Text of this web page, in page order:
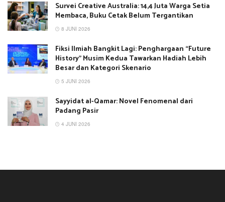
Survei Creative Australia: 14,4 Juta Warga Setia
Membaca, Buku Cetak Belum Tergantikan
8 JUNI 2026
Fiksi Ilmiah Bangkit Lagi: Penghargaan “Future
History” Musim Kedua Tawarkan Hadiah Lebih
Besar dan Kategori Skenario
5 JUNI 2026
Sayyidat al-Qamar: Novel Fenomenal dari
Padang Pasir
4 JUNI 2026